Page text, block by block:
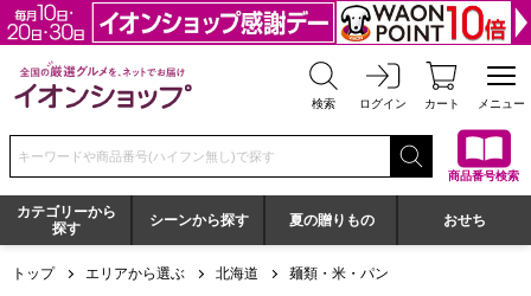
全国の厳選グルメを、ネットでお届け イオンショップ
検索 ログイン カート メニュー
検索キーワードまたは商品番号を入力してください
商品番号検索
カテゴリーから
探す
シーンから探す 夏の贈りもの おせち
トップ エリアから選ぶ 北海道 麺類・米・パン